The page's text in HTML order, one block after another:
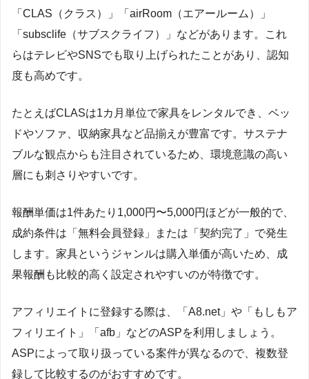
「CLAS（クラス）」「airRoom（エアールーム）」
「subsclife（サブスクライフ）」などがあります。これ
らはテレビやSNSでも取り上げられたことがあり、認知
度も高めです。
たとえばCLASは1カ月単位で家具をレンタルでき、ベッ
ドやソファ、収納家具など品揃えが豊富です。サステナ
ブルな観点からも注目されているため、環境意識の高い
層にも刺さりやすいです。
報酬単価は1件あたり1,000円〜5,000円ほどが一般的で、
成約条件は「無料会員登録」または「契約完了」で発生
します。家具というジャンルは購入単価が高いため、成
果報酬も比較的高く設定されやすいのが特徴です。
アフィリエイトに登録する際は、「A8.net」や「もしもア
フィリエイト」「afb」などのASPを利用しましょう。
ASPによって取り扱っている案件が異なるので、複数登
録して比較するのがおすすめです。